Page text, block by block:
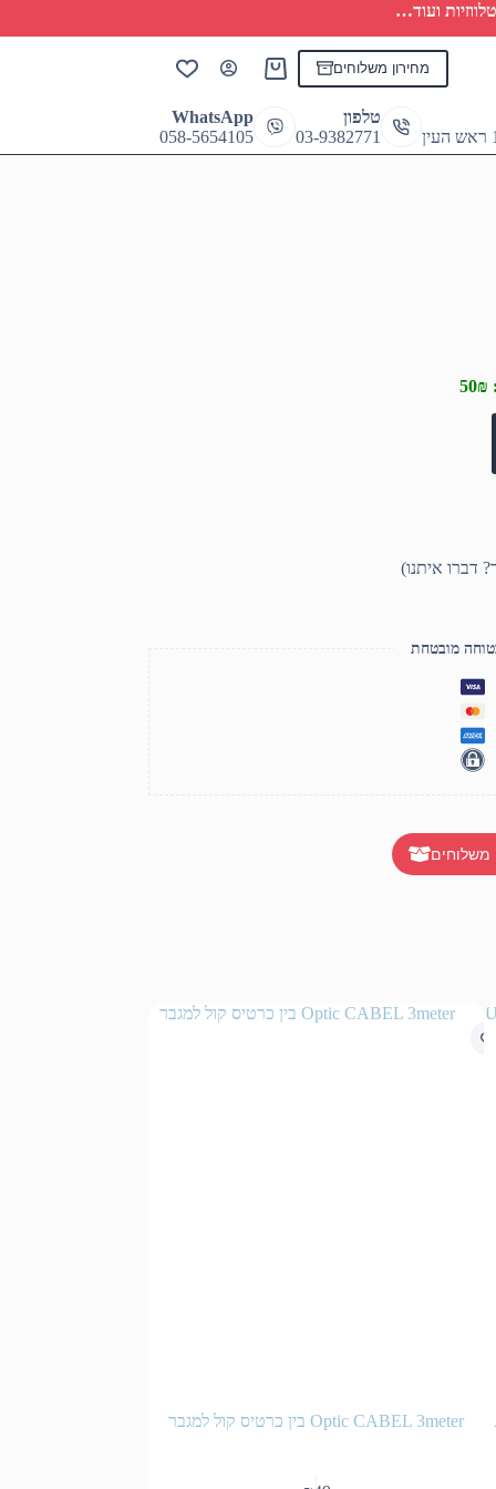
ועוד…
מחירון משלוחים
Shopping
טלפון
03-9382771
WhatsApp
058-5654105
מובטחת
משלוחים
Optic CABEL 3meter בין כרטיס קול למגבר